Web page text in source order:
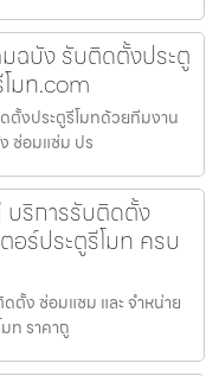
ฉบัง รับติดตั้งประตู
มท.com
ตั้งประตูรีโมทด้วยทีมงาน
ซ่อมแซ่ม ปร
บริการรับติดตั้ง
อร์ประตูรีโมท ครบ
ตั้ง ซ่อมแซม และ จำหน่าย
ท ราคาถู